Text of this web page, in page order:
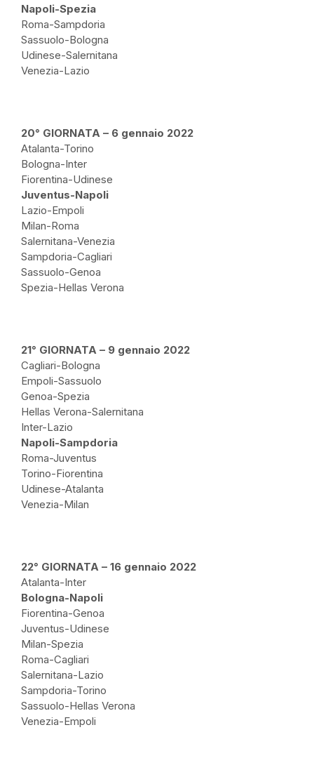
Napoli-Spezia
Roma-Sampdoria
Sassuolo-Bologna
Udinese-Salernitana
Venezia-Lazio
20° GIORNATA – 6 gennaio 2022
Atalanta-Torino
Bologna-Inter
Fiorentina-Udinese
Juventus-Napoli
Lazio-Empoli
Milan-Roma
Salernitana-Venezia
Sampdoria-Cagliari
Sassuolo-Genoa
Spezia-Hellas Verona
21° GIORNATA – 9 gennaio 2022
Cagliari-Bologna
Empoli-Sassuolo
Genoa-Spezia
Hellas Verona-Salernitana
Inter-Lazio
Napoli-Sampdoria
Roma-Juventus
Torino-Fiorentina
Udinese-Atalanta
Venezia-Milan
22° GIORNATA – 16 gennaio 2022
Atalanta-Inter
Bologna-Napoli
Fiorentina-Genoa
Juventus-Udinese
Milan-Spezia
Roma-Cagliari
Salernitana-Lazio
Sampdoria-Torino
Sassuolo-Hellas Verona
Venezia-Empoli